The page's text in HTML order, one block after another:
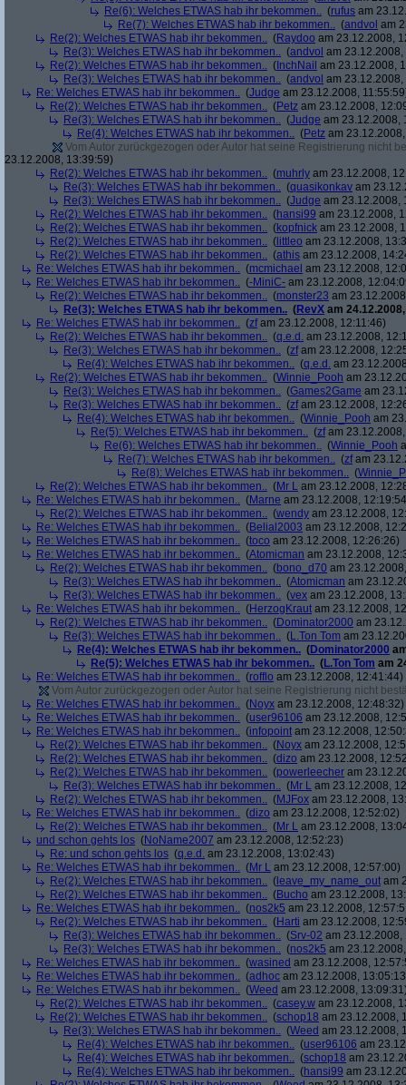
Re(6): Welches ETWAS hab ihr bekommen.. (rufus am
Re(7): Welches ETWAS hab ihr bekommen.. (andvol am
Re(2): Welches ETWAS hab ihr bekommen.. (Raydoo am 23.12.2008,
Re(3): Welches ETWAS hab ihr bekommen.. (andvol am
Re(2): Welches ETWAS hab ihr bekommen.. ( InchNail am 23.12.2008,
Re(3): Welches ETWAS hab ihr bekommen.. (andvol am
Re: Welches ETWAS hab ihr bekommen.. (Judge am 23.12.2008,
Re(2): Welches ETWAS hab ihr bekommen.. (Petz am 23.12.2008,
Re(3): Welches ETWAS hab ihr bekommen.. (Judge am 23.12.2008,
Re(4): Welches ETWAS hab ihr bekommen.. (Petz am
Vom Autor zurückgezogen oder Autor hat seine Registrierung nicht
23.12.2008, 13:39:59)
Re(2): Welches ETWAS hab ihr bekommen.. (muhrly am 23.12.2008,
Re(3): Welches ETWAS hab ihr bekommen.. (quasikonkav am
Re(3): Welches ETWAS hab ihr bekommen.. (Judge am 23.12.2008,
Re(2): Welches ETWAS hab ihr bekommen.. (hansi99 am 23.12.2008,
Re(2): Welches ETWAS hab ihr bekommen.. (kopfnick am 23.12.2008,
Re(2): Welches ETWAS hab ihr bekommen.. ( littleo am 23.12.2008,
Re(2): Welches ETWAS hab ihr bekommen.. (athis am 23.12.2008,
Re: Welches ETWAS hab ihr bekommen.. (mcmichael am 23.12.2008,
Re: Welches ETWAS hab ihr bekommen.. (-MiniC- am 23.12.2008,
Re(2): Welches ETWAS hab ihr bekommen.. (monster23 am
Re(3): Welches ETWAS hab ihr bekommen.. (RevX am
Re: Welches ETWAS hab ihr bekommen.. (zfam 23.12.2008, 12:11:46)
Re(2): Welches ETWAS hab ihr bekommen.. (q.e.d. am 23.12.2008,
Re(3): Welches ETWAS hab ihr bekommen.. (zfam 23.12.2008,
Re(4): Welches ETWAS hab ihr bekommen.. (q.e.d. am
Re(2): Welches ETWAS hab ihr bekommen.. (Winnie_Pooh am
Re(3): Welches ETWAS hab ihr bekommen.. (Games2Game am
Re(3): Welches ETWAS hab ihr bekommen.. (zfam 23.12.2008,
Re(4): Welches ETWAS hab ihr bekommen.. (Winnie_Pooh am
Re(5): Welches ETWAS hab ihr bekommen.. (zfam
Re(6): Welches ETWAS hab ihr bekommen.. (Winnie_Pooh
Re(7): Welches ETWAS hab ihr bekommen.. (zfam
Re(8): Welches ETWAS hab ihr bekommen.. (
Re(2): Welches ETWAS hab ihr bekommen.. (Mr L am 23.12.2008,
Re: Welches ETWAS hab ihr bekommen.. (Marne am 23.12.2008,
Re(2): Welches ETWAS hab ihr bekommen.. (wendy am 23.12.2008,
Re: Welches ETWAS hab ihr bekommen.. (Belial2003 am 23.12.2008,
Re: Welches ETWAS hab ihr bekommen.. (toco am 23.12.2008, 12:26:26)
Re: Welches ETWAS hab ihr bekommen.. (Atomicman am 23.12.2008,
Re(2): Welches ETWAS hab ihr bekommen.. (bono_d70 am
Re(3): Welches ETWAS hab ihr bekommen.. (Atomicman am
Re(3): Welches ETWAS hab ihr bekommen.. (vex am 23.12.2008,
Re: Welches ETWAS hab ihr bekommen.. (HerzogKraut am 23.12.2008,
Re(2): Welches ETWAS hab ihr bekommen.. (Dominator2000 am
Re(3): Welches ETWAS hab ihr bekommen.. (L.Ton Tom am
Re(4): Welches ETWAS hab ihr bekommen.. (Dominator2000
Re(5): Welches ETWAS hab ihr bekommen.. (L.Ton Tom am
Re: Welches ETWAS hab ihr bekommen.. (rofflo am 23.12.2008, 12:41:44)
Vom Autor zurückgezogen oder Autor hat seine Registrierung nicht
Re: Welches ETWAS hab ihr bekommen.. (Noyx am 23.12.2008, 12:48:32)
Re: Welches ETWAS hab ihr bekommen.. (user96106 am 23.12.2008,
Re: Welches ETWAS hab ihr bekommen.. (infopoint am 23.12.2008,
Re(2): Welches ETWAS hab ihr bekommen.. (Noyx am 23.12.2008,
Re(2): Welches ETWAS hab ihr bekommen.. (dizo am 23.12.2008,
Re(2): Welches ETWAS hab ihr bekommen.. (powerleecher am
Re(3): Welches ETWAS hab ihr bekommen.. (Mr L am 23.12.2008,
Re(2): Welches ETWAS hab ihr bekommen.. (MJFox am 23.12.2008,
Re: Welches ETWAS hab ihr bekommen.. (dizo am 23.12.2008, 12:52:02)
Re(2): Welches ETWAS hab ihr bekommen.. (Mr L am 23.12.2008,
und schon gehts los (NoName2007 am 23.12.2008, 12:52:23)
Re: und schon gehts los (q.e.d. am 23.12.2008, 13:02:43)
Re: Welches ETWAS hab ihr bekommen.. (Mr L am 23.12.2008, 12:57:00)
Re(2): Welches ETWAS hab ihr bekommen.. ( leave_my_name_out am
Re(2): Welches ETWAS hab ihr bekommen.. (Bucho am 23.12.2008,
Re: Welches ETWAS hab ihr bekommen.. (nos2k5 am 23.12.2008,
Re(2): Welches ETWAS hab ihr bekommen.. (Harti am 23.12.2008,
Re(3): Welches ETWAS hab ihr bekommen.. (Srv-02 am 23.12.2008,
Re(3): Welches ETWAS hab ihr bekommen.. (nos2k5 am
Re: Welches ETWAS hab ihr bekommen.. (wasined am 23.12.2008,
Re: Welches ETWAS hab ihr bekommen.. (adhoc am 23.12.2008,
Re: Welches ETWAS hab ihr bekommen.. (Weed am 23.12.2008,
Re(2): Welches ETWAS hab ihr bekommen.. (casey.w am 23.12.2008,
Re(2): Welches ETWAS hab ihr bekommen.. (schop18 am 23.12.2008,
Re(3): Welches ETWAS hab ihr bekommen.. (Weed am 23.12.2008,
Re(4): Welches ETWAS hab ihr bekommen.. (user96106 am
Re(4): Welches ETWAS hab ihr bekommen.. (schop18 am
Re(4): Welches ETWAS hab ihr bekommen.. (hansi99 am